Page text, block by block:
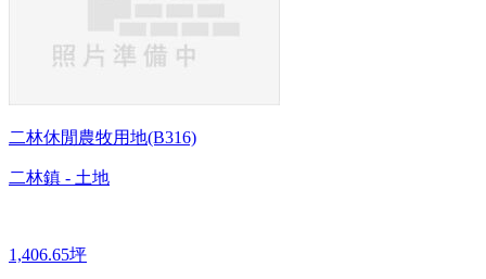
二林休閒農牧用地(B316)
二林鎮 - 土地
1,406.65坪